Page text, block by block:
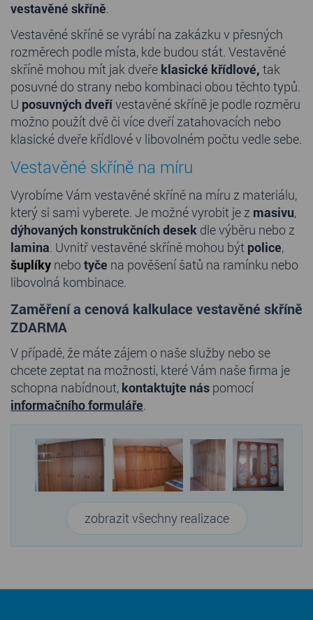
vestavěné skříně.
Vestavěné skříně se vyrábí na zakázku v přesných
rozměrech podle místa, kde budou stát. Vestavěné
skříně mohou mít jak dveře klasické křídlové, tak
posuvné do strany nebo kombinaci obou těchto typů.
U posuvných dveřívestavěné skříně je podle rozměru
možno použít dvě či více dveří zatahovacích nebo
klasické dveře křídlové v libovolném počtu vedle sebe.
Vestavěné skříně na míru
Vyrobíme Vám vestavěné skříně na míru z materiálu,
který si sami vyberete. Je možné vyrobit je z masivu,
dýhovaných konstrukčních desek dle výběru nebo z
lamina. Uvnitř vestavěné skříně mohou být police,
šuplíky nebotyče na pověšení šatů na ramínku nebo
libovolná kombinace.
Zaměření a cenová kalkulace vestavěné skříně
ZDARMA
V případě, že máte zájem o naše služby nebo se
chcete zeptat na možnosti, které Vám naše firma je
schopna nabídnout, kontaktujte nás pomocí
informačního formuláře.
zobrazit všechny realizace